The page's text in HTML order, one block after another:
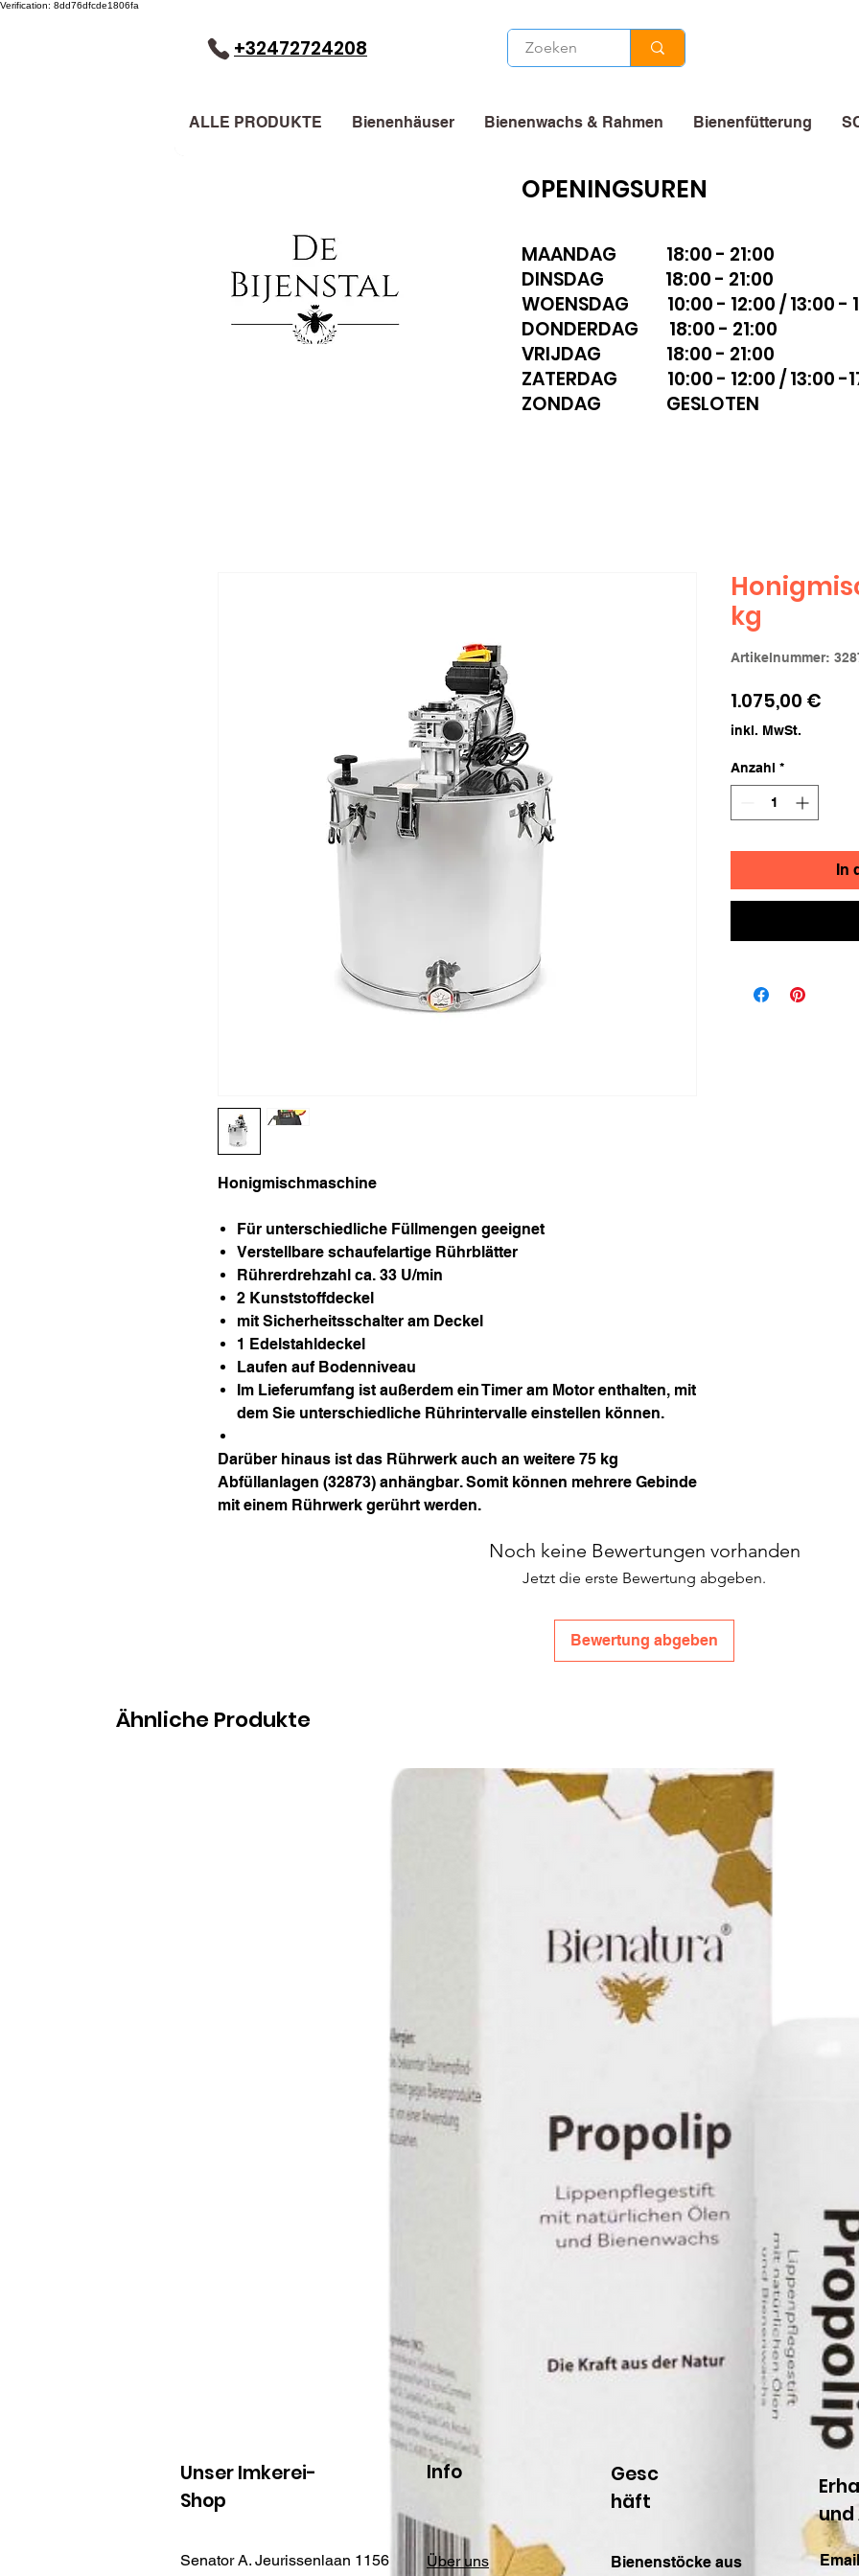
Verification: 8dd76dfcde1806fa
+32472724208
ALLE PRODUKTE Bienenhäuser Bienenwachs & Rahmen Bienenfütterung
OPENINGSUREN
MAANDAG 18:00 - 21:00
DINSDAG 18:00 - 21:00
WOENSDAG 10:00 - 12:00 / 13:00 -
DONDERDAG 18:00 - 21:00
VRIJDAG 18:00 - 21:00
ZATERDAG 10:00 - 12:00 / 13:00 -
ZONDAG GESLOTEN
Honigmischmaschine
Für unterschiedliche Füllmengen geeignet
Verstellbare schaufelartige Rührblätter
Rührerdrehzahl ca. 33 U/min
2 Kunststoffdeckel
mit Sicherheitsschalter am Deckel
1 Edelstahldeckel
Laufen auf Bodenniveau
Im Lieferumfang ist außerdem ein Timer am Motor enthalten, mit
dem Sie unterschiedliche Rührintervalle einstellen können.
Darüber hinaus ist das Rührwerk auch an weitere 75 kg
Abfüllanlagen (32873) anhängbar. Somit können mehrere Gebinde
mit einem Rührwerk gerührt werden.
kg
Artikelnummer:
1.075,00 €
inkl. MwSt.
Anzahl *
In
Noch keine Bewertungen vorhanden
Jetzt die erste Bewertung abgeben.
Bewertung abgeben
Ähnliche Produkte
Unser Imkerei-
Shop
Senator A. Jeurissenlaan 1156
Info
Über uns
Gesc
häft
Bienenstöcke aus
und